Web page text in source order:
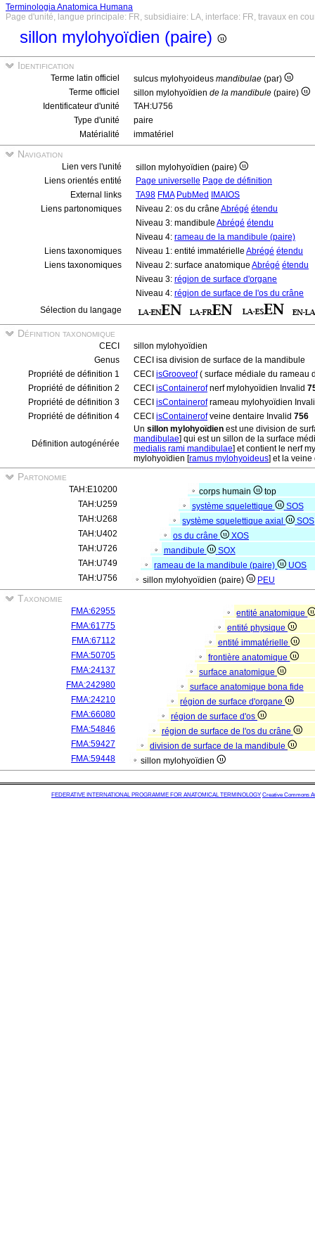
Terminologia Anatomica Humana
Page d'unité, langue principale: FR, subsidiaire: LA, interface: FR, travaux en
sillon mylohyoïdien (paire)
Identification
Terme latin officiel sulcus mylohyoideus mandibulae (par)
Terme officiel
sillon mylohyoïdien de la mandibule (paire)
Identificateur d'unité
TAH:U756
Type d'unité
paire
Matérialité
immatériel
Navigation
Lien vers l'unité
sillon mylohyoïdien (paire)
Liens orientés entité
Page universelle Page de définition
External links
TA98 FMA PubMed
IMAIOS
Liens partonomiques
Niveau 2: os du crâne Abrégé étendu
Niveau 3: mandibule Abrégé étendu
Niveau 4: rameau de la mandibule (paire)
Liens taxonomiques
Niveau 1: entité immatérielle Abrégé étendu
Liens taxonomiques
Niveau 2: surface anatomique Abrégé étendu
Niveau 3: région de surface d'organe
Niveau 4: région de surface de l'os du crâne
Sélection du langage
Définition taxonomique
CECI
sillon mylohyoïdien
Genus
CECI isa division de surface de la mandibule
Propriété de définition 1
CECI isGrooveof( surface médiale du rameau
Propriété de définition 2
CECI isContainerofnerf mylohyoïdien Invalid
Propriété de définition 3
CECI isContaineroframeau mylohyoïdien
Propriété de définition 4
CECI isContainerofveine dentaire Invalid 756
Définition autogénérée
Un sillon mylohyoïdien est une division de
mandibulae] qui est un sillon de la surface
medialis rami mandibulae] et contient le nerf
mylohyoïdien [ramus mylohyoideus] et la veine
Partonomie
TAH:E10200 corps humain
top
TAH:U259
système squelettique
SOS
TAH:U268
système squelettique axial
SOS
TAH:U402
os du crâne
XOS
TAH:U726
mandibule
SOX
TAH:U749
rameau de la mandibule (paire)
UOS
TAH:U756
sillon mylohyoïdien (paire) PEU
Taxonomie
FMA:62955
entité anatomique
FMA:61775
entité physique
FMA:67112
entité immatérielle
FMA:50705
frontière anatomique
FMA:24137
surface anatomique
FMA:242980
surface anatomique bona fide
FMA:24210
région de surface d'organe
FMA:66080
région de surface d'os
FMA:54846
région de surface de l'os du crâne
FMA:59427
division de surface de la mandibule
FMA:59448
sillon mylohyoïdien
FEDERATIVE INTERNATIONAL PROGRAMME FOR ANATOMICAL TERMINOLOGY Creative Commons